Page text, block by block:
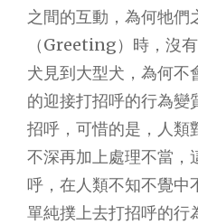
之間的互動，為何牠
（Greeting）時，沒
犬見到大型犬，為何不
的迎接打招呼的行為變
招呼，可惜的是，人類
不深再加上處理不當，
呼，在人類不知不覺中
單純撲上去打招呼的行